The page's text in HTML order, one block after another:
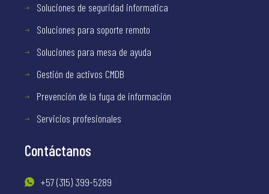
Soluciones de seguridad informatica
Soluciones para soporte remoto
Soluciones para mesa de ayuda
Gestión de activos CMDB
Prevención de la fuga de información
Servicios profesionales
Contáctanos
+57 (315) 399-5289